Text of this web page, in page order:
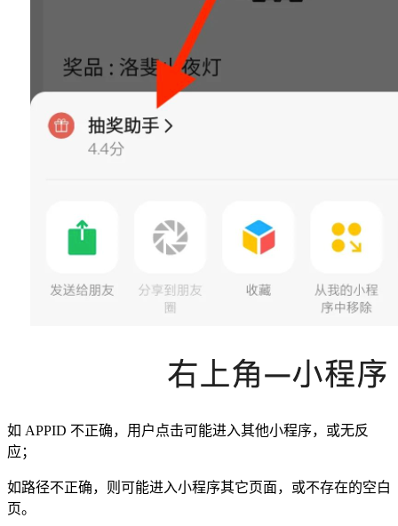
如 APPID 不正确，用户点击可能进入其他小程序，或无反
应；
如路径不正确，则可能进入小程序其它页面，或不存在的空白
页。